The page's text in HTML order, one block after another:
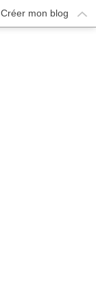
Créer mon blog